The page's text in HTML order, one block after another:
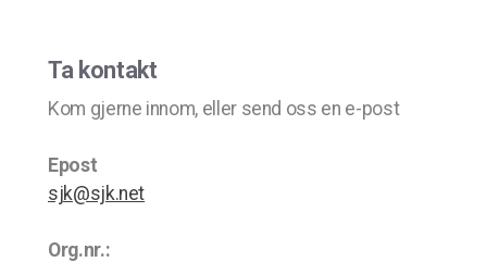
Ta kontakt
Kom gjerne innom, eller send oss en e-post
Epost
sjk@sjk.net
Org.nr.: